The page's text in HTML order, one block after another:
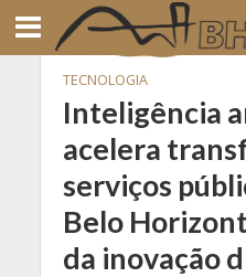
TECNOLOGIA
Inteligência
acelera
serviços
Belo
da inovação